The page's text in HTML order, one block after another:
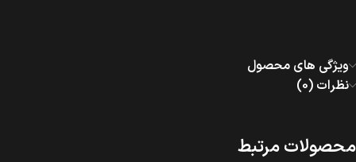
ویژگی های محصول
نظرات (0)
محصولات مرتبط